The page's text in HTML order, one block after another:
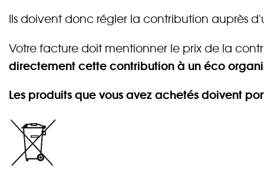
Ils doivent donc régler la contribution auprès
Votre facture doit mentionner le prix de la
directement cette contribution à un éco
Les produits que vous avez achetés doivent